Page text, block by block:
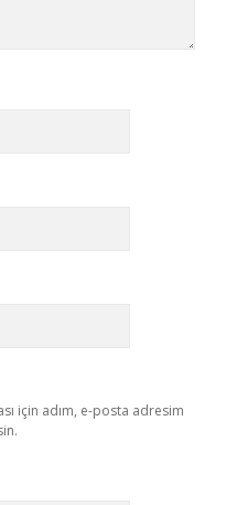
için adım, e-posta adresim